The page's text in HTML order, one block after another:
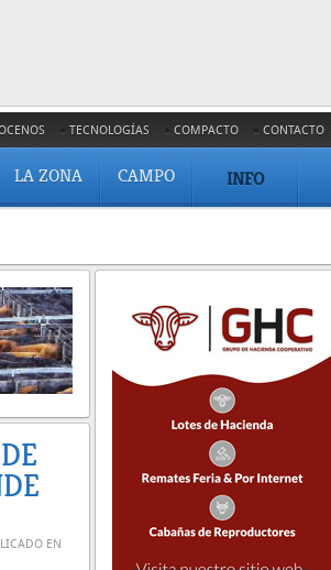
TECNOLOGÍAS COMPACTO CONTACTO
LA ZONA CAMPO INFO
EN